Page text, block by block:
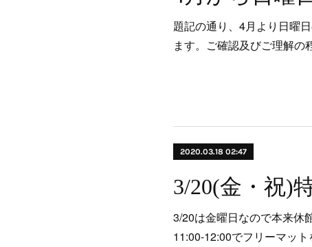
題記の通り、4月より日曜
ます。ご確認及びご理解の
2020.03.18 02:47
3/20は金曜日なので本来休
11:00-12:00でフリーマッ